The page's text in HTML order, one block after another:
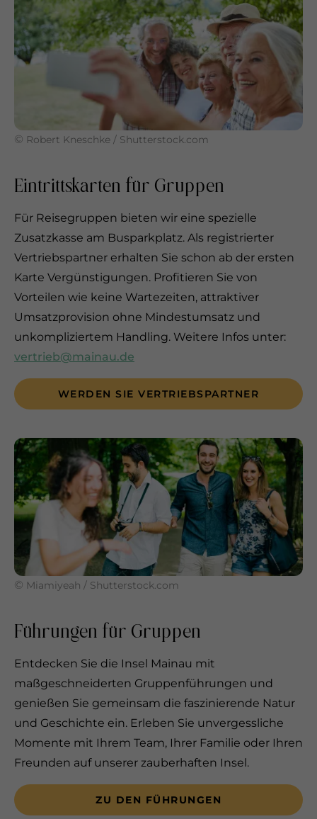
© Robert Kneschke / Shutterstock.com
Eintrittskarten für Gruppen
Für Reisegruppen bieten wir eine spezielle
Zusatzkasse am Busparkplatz. Als registrierter
Vertriebspartner erhalten Sie schon ab der ersten
Karte Vergünstigungen. Profitieren Sie von
Vorteilen wie keine Wartezeiten, attraktiver
Umsatzprovision ohne Mindestumsatz und
unkompliziertem Handling. Weitere Infos unter:
vertrieb@mainau.de
WERDEN SIE VERTRIEBSPARTNER
© Miamiyeah / Shutterstock.com
Führungen für Gruppen
Entdecken Sie die Insel Mainau mit
maßgeschneiderten Gruppenführungen und
genießen Sie gemeinsam die faszinierende Natur
und Geschichte ein. Erleben Sie unvergessliche
Momente mit Ihrem Team, Ihrer Familie oder Ihren
Freunden auf unserer zauberhaften Insel.
ZU DEN FÜHRUNGEN